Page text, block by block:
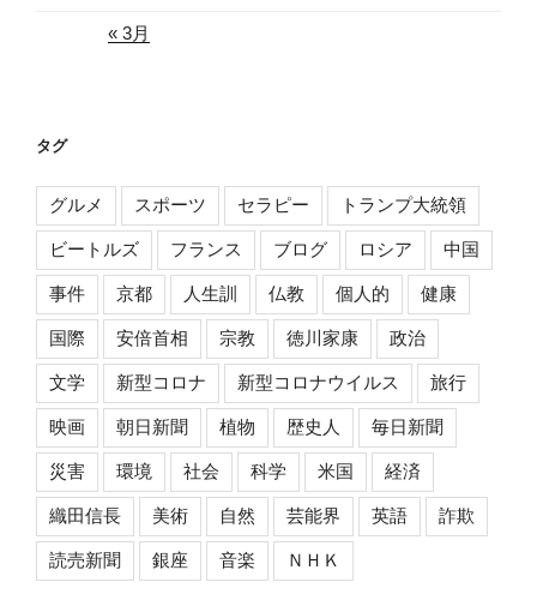
« 3月
タグ
グルメ スポーツ セラピー トランプ大統領
ビートルズ フランス ブログ ロシア 中国
事件 京都 人生訓 仏教 個人的 健康
国際 安倍首相 宗教 徳川家康 政治
文学 新型コロナ 新型コロナウイルス 旅行
映画 朝日新聞 植物 歴史人 毎日新聞
災害 環境 社会 科学 米国 経済
織田信長 美術 自然 芸能界 英語 詐欺
読売新聞 銀座 音楽 ＮＨＫ